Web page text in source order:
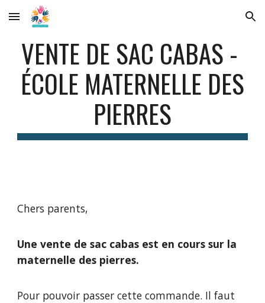
Skip to main content Skip to navigation
VENTE DE SAC CABAS -
ÉCOLE MATERNELLE DES
PIERRES
Chers parents,
Une vente de sac cabas est en cours sur la
maternelle des pierres.
Pour pouvoir passer cette commande. Il faut